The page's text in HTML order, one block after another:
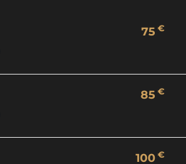
75 €
85 €
100 €